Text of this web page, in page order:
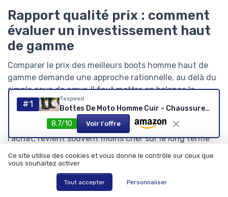
Rapport qualité prix : comment
évaluer un investissement haut
de gamme
Comparer le prix des meilleurs boots homme haut de
gamme demande une approche rationnelle, au delà du
simple coup de cœur. Il faut mettre en balance la
qualité du cuir, la robustesse de la semelle, la précision
de la ligne et la réputation de la marque. Une paire de
boots homme bien construite, même plus chère à
l’achat, revient souvent moins cher sur le long terme
fréquemment.
Pour juger du rapport qualité prix, il est utile de
#1 Texpeed
Bottes De Moto Homme Cuir - Chaussures De moto Vintage 100% Imperméables - Coupe courte Homologuées CE - Marron 43 EU
8.7/10
Voir l'offre
Ce site utilise des cookies et vous donne le contrôle sur ceux que
vous souhaitez activer
Tout accepter Personnaliser